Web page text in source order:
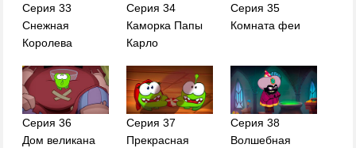
Серия 33
Снежная
Королева
Серия 34
Каморка Папы
Карло
Серия 35
Комната феи
Серия 36
Дом великана
Серия 37
Прекрасная
Серия 38
Волшебная